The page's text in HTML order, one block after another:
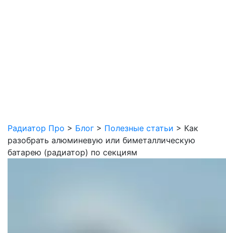
Радиатор Про > Блог > Полезные статьи > Как
разобрать алюминевую или биметаллическую
батарею (радиатор) по секциям